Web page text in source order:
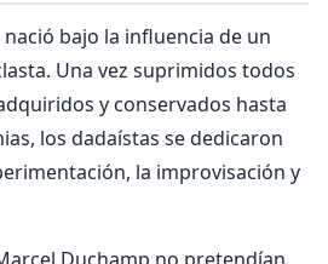
bajo la influencia de un
Una vez suprimidos todos
y conservados hasta
los dadaístas se dedicaron
la improvisación y